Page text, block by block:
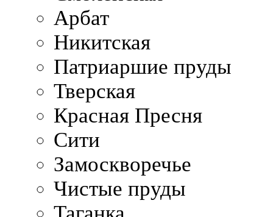
Арбат
Никитская
Патриаршие пруды
Тверская
Красная Пресня
Сити
Замоскворечье
Чистые пруды